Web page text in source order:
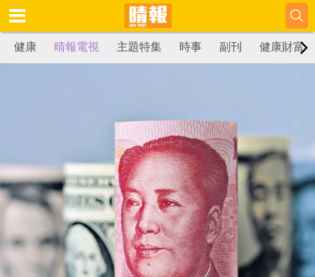
健康 晴報電視 主題特集 時事 副刊 健康財富